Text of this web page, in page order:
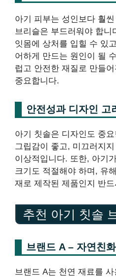
아기 피부는 성인보다 훨
브리슬은 부드러워야 합니
잇몸에 상처를 입힐 수 있
어하게 만드는 원인이 될
럽고 안전한 재질로 만들
중요합니다.
안전성과 디자인 고
아기 칫솔은 디자인도 중
그립감이 좋고, 미끄러지
이상적입니다. 또한, 아기
크기도 적절해야 하며, 유
재로 제작된 제품인지 반
추천 아기 칫솔
브랜드 A – 자연친
브랜드 A는 천연 재료를